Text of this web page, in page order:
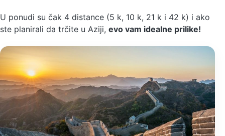
U ponudi su čak 4 distance (5 k, 10 k, 21 k i 42 k) i ako
ste planirali da trčite u Aziji, evo vam idealne prilike!